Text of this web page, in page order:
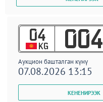
04
KG 004
Аукцион башталган күнү
07.08.2026 13:15